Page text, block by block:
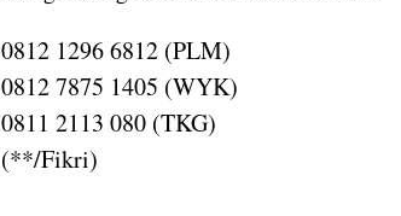
0812 1296 6812 (PLM)
0812 7875 1405 (WYK)
0811 2113 080 (TKG)
(**/Fikri)